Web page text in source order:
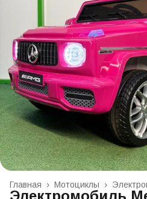
Мотоциклы ›
Главная ›
Электромобиль